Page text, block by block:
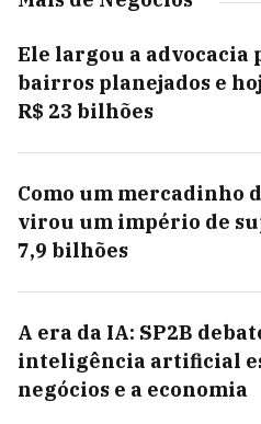
Ele largou a
bairros planejados e
R$ 23 bilhões
Como um mercadinho
virou um império de
7,9 bilhões
A era da IA: SP2B
inteligência artificial
negócios e a economia